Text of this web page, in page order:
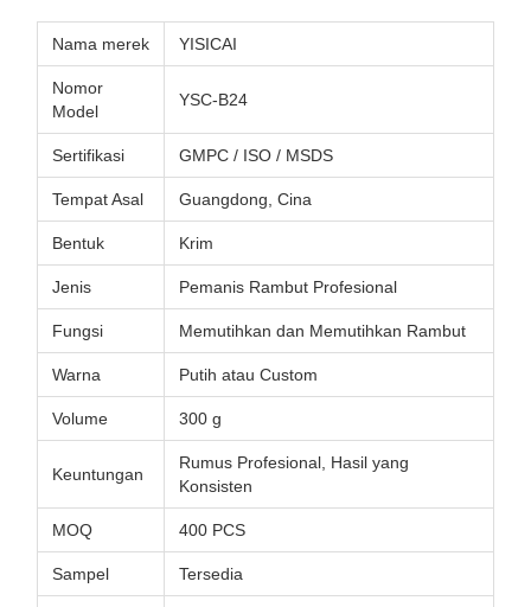
Nama merek YISICAI
Nomor
Model
YSC-B24
Sertifikasi GMPC / ISO / MSDS
Tempat Asal Guangdong, Cina
Bentuk Krim
Jenis Pemanis Rambut Profesional
Fungsi Memutihkan dan Memutihkan Rambut
Warna Putih atau Custom
Volume 300 g
Keuntungan
Rumus Profesional, Hasil yang
Konsisten
MOQ 400 PCS
Sampel Tersedia